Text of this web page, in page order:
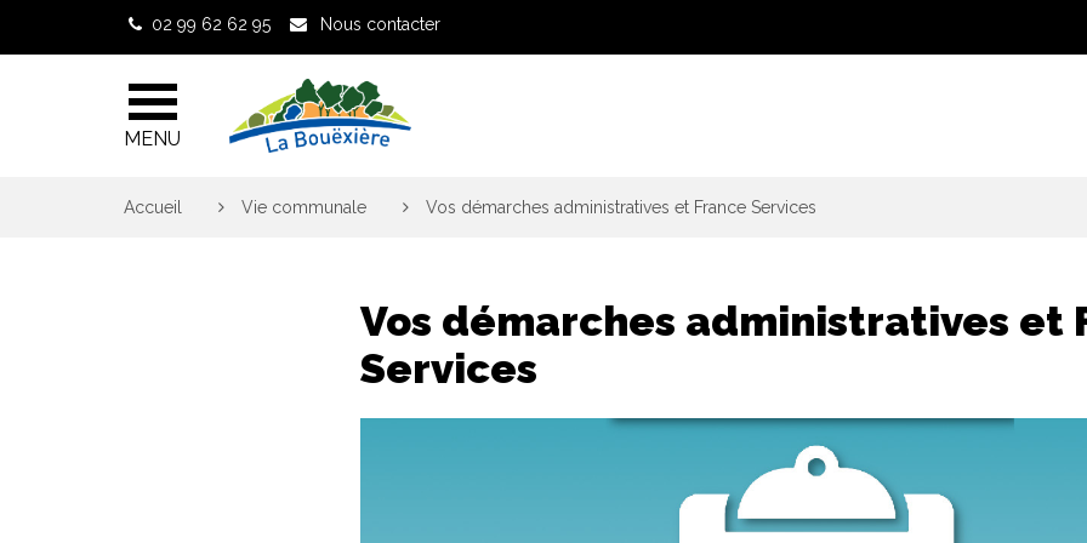
02 99 62 62 95 Nous contacter
MENU
Accueil Vie communale Vos démarches administratives et France Services
Vos démarches administratives et
Services